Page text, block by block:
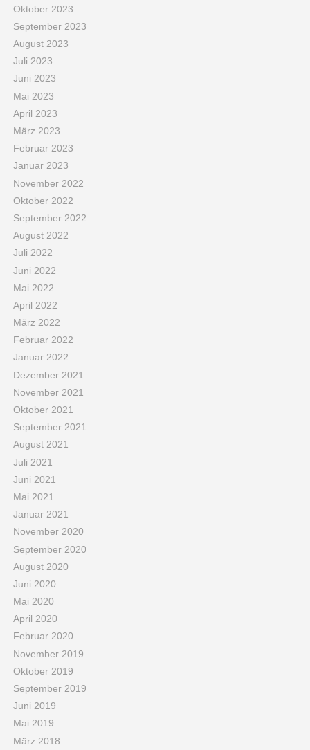
Oktober 2023
September 2023
August 2023
Juli 2023
Juni 2023
Mai 2023
April 2023
März 2023
Februar 2023
Januar 2023
November 2022
Oktober 2022
September 2022
August 2022
Juli 2022
Juni 2022
Mai 2022
April 2022
März 2022
Februar 2022
Januar 2022
Dezember 2021
November 2021
Oktober 2021
September 2021
August 2021
Juli 2021
Juni 2021
Mai 2021
Januar 2021
November 2020
September 2020
August 2020
Juni 2020
Mai 2020
April 2020
Februar 2020
November 2019
Oktober 2019
September 2019
Juni 2019
Mai 2019
März 2018